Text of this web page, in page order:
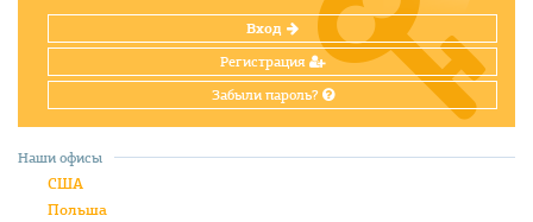
Вход
Регистрация
Забыли пароль?
Наши офисы
США
Польша